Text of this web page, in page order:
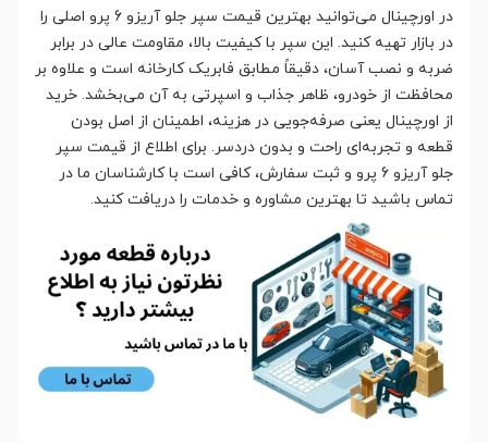
در اورچینال می‌توانید بهترین قیمت سپر جلو آریزو 6 پرو اصلی را
در بازار تهیه کنید. این سپر با کیفیت بالا، مقاومت عالی در برابر
ضربه و نصب آسان، دقیقاً مطابق فابریک کارخانه است و علاوه بر
محافظت از خودرو، ظاهر جذاب و اسپرتی به آن می‌بخشد. خرید
از اورچینال یعنی صرفه‌جویی در هزینه، اطمینان از اصل بودن
قطعه و تجربه‌ای راحت و بدون دردسر. برای اطلاع از قیمت سپر
جلو آریزو 6 پرو و ثبت سفارش، کافی است با کارشناسان ما در
تماس باشید تا بهترین مشاوره و خدمات را دریافت کنید.